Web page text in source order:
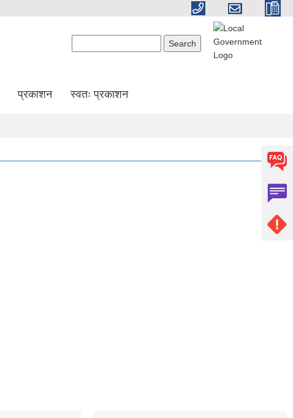
प्रकाशन स्वतः प्रकाशन